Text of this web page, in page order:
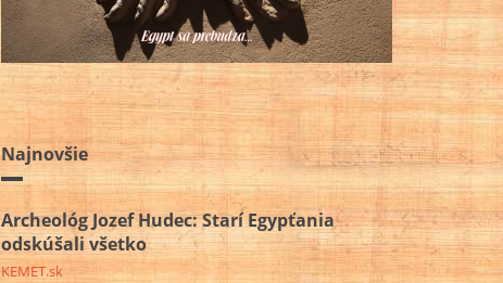
Najnovšie
Archeológ Jozef Hudec: Starí Egypťania
odskúšali všetko
KEMET.sk